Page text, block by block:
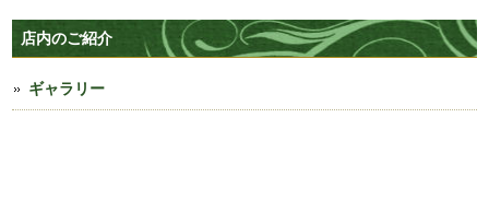
店内のご紹介
ギャラリー